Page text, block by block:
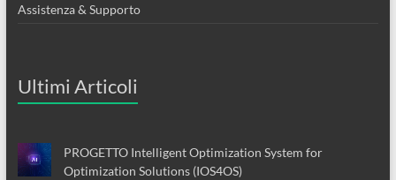
Assistenza & Supporto
Ultimi Articoli
PROGETTO Intelligent Optimization System for
Optimization Solutions (IOS4OS)